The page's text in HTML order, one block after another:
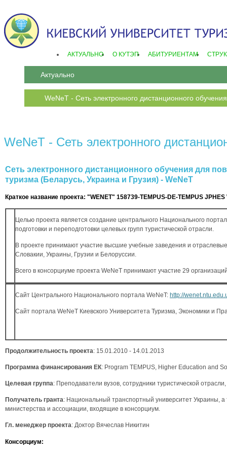
АКТУАЛЬНО О КУТЭП АБИТУРИЕНТАМ
Актуально
WeNeT - Сеть электронного дистанционного
WeNeT - Сеть электронного
Сеть электронного дистанционного обучения для
туризма (Беларусь, Украина и Грузия) - WeNeT
Краткое название проекта: "WENET" 158739-TEMPUS-DE-TEMPUS JPHES
Целью проекта является создание центрального Национального
подготовки и переподготовки целевых групп туристической отрасли.
В проекте принимают участие высшие учебные заведения и
Словакии, Украины, Грузии и Белоруссии.
Всего в консорциуме проекта WeNeT принимают участие 29
Сайт Центрального Национального портала WeNeT: http://
Сайт портала WeNeT Киевского Университета Туризма, Экономики и
Продолжительность проекта: 15.01.2010 - 14.01.2013
Программа финансирования ЕК: Program TEMPUS, Higher Education and
Целевая группа: Преподаватели вузов, сотрудники туристической
Получатель гранта: Национальный транспортный университет Украины,
министерства и ассоциации, входящие в консорциум.
Гл. менеджер проекта: Доктор Вячеслав Никитин
Консорциум: